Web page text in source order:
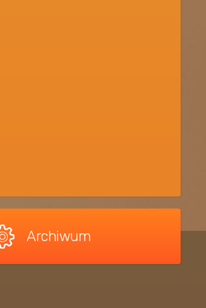
Archiwum